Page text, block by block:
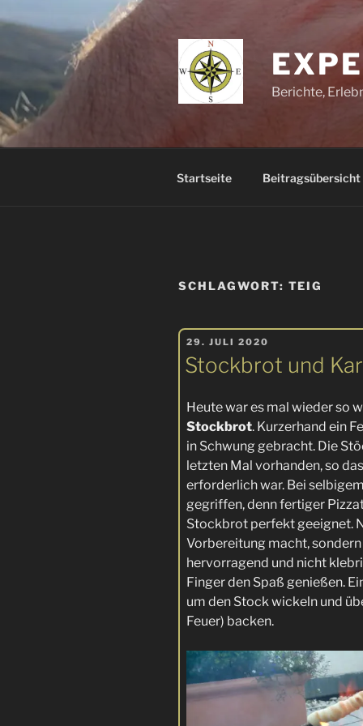
Inhalt
Berichte,
Startseite Beitragsübersicht
SCHLAGWORT: TEIG
VERÖFFENTLICHT
AM
29. JULI 2020
Stockbrot und
Heute war es mal wieder so
Stockbrot. Kurzerhand ein
in Schwung gebracht. Die
letzten Mal vorhanden, so
erforderlich war. Bei
gegriffen, denn fertiger
Stockbrot perfekt geeignet.
Vorbereitung macht,
hervorragend und nicht
Finger den Spaß genießen.
um den Stock wickeln und
Feuer) backen.